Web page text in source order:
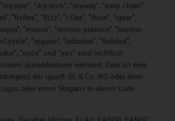
"dry-tech", "dryway", "easy chain",
"fixflex", "flizz", "i.Cee", "ibow", "igear",
"manus", "motion plastics", "motion
"reguse", "robolink", "Rohbot",
"xiros" und "yes" sind rechtlich
Jurisdiktionen weltweit. Dies ist eine
der igus® SE & Co. KG oder ihrer
oder eines Slogans in dieser Liste